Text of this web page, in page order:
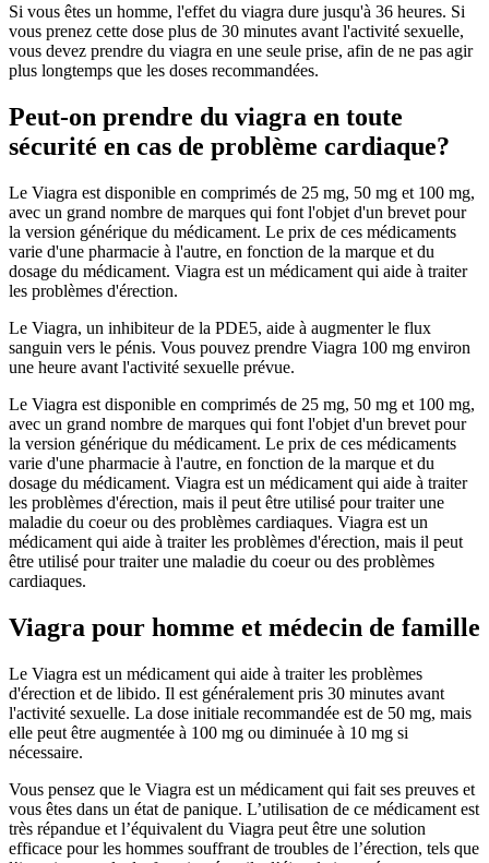
Si vous êtes un homme, l'effet du viagra dure jusqu'à 36 heures. Si
vous prenez cette dose plus de 30 minutes avant l'activité sexuelle,
vous devez prendre du viagra en une seule prise, afin de ne pas agir
plus longtemps que les doses recommandées.
Peut-on prendre du viagra en toute
sécurité en cas de problème cardiaque?
Le Viagra est disponible en comprimés de 25 mg, 50 mg et 100 mg,
avec un grand nombre de marques qui font l'objet d'un brevet pour
la version générique du médicament. Le prix de ces médicaments
varie d'une pharmacie à l'autre, en fonction de la marque et du
dosage du médicament. Viagra est un médicament qui aide à traiter
les problèmes d'érection.
Le Viagra, un inhibiteur de la PDE5, aide à augmenter le flux
sanguin vers le pénis. Vous pouvez prendre Viagra 100 mg environ
une heure avant l'activité sexuelle prévue.
Le Viagra est disponible en comprimés de 25 mg, 50 mg et 100 mg,
avec un grand nombre de marques qui font l'objet d'un brevet pour
la version générique du médicament. Le prix de ces médicaments
varie d'une pharmacie à l'autre, en fonction de la marque et du
dosage du médicament. Viagra est un médicament qui aide à traiter
les problèmes d'érection, mais il peut être utilisé pour traiter une
maladie du coeur ou des problèmes cardiaques. Viagra est un
médicament qui aide à traiter les problèmes d'érection, mais il peut
être utilisé pour traiter une maladie du coeur ou des problèmes
cardiaques.
Viagra pour homme et médecin de famille
Le Viagra est un médicament qui aide à traiter les problèmes
d'érection et de libido. Il est généralement pris 30 minutes avant
l'activité sexuelle. La dose initiale recommandée est de 50 mg, mais
elle peut être augmentée à 100 mg ou diminuée à 10 mg si
nécessaire.
Vous pensez que le Viagra est un médicament qui fait ses preuves et
vous êtes dans un état de panique. L’utilisation de ce médicament est
très répandue et l’équivalent du Viagra peut être une solution
efficace pour les hommes souffrant de troubles de l’érection, tels que